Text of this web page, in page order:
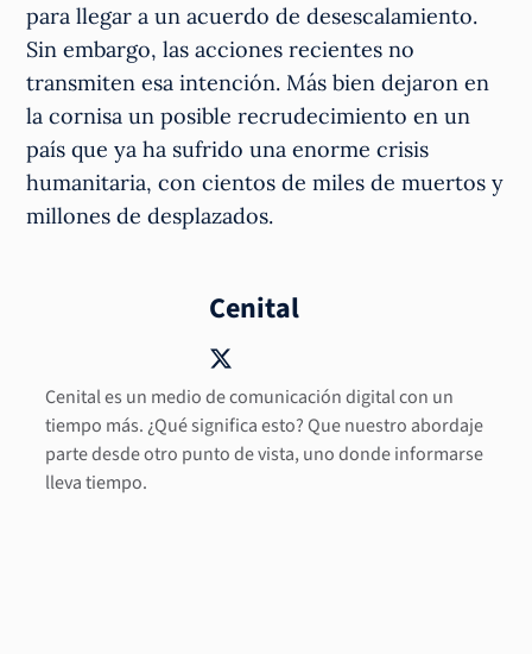
para llegar a un acuerdo de desescalamiento.
Sin embargo, las acciones recientes no
transmiten esa intención. Más bien dejaron en
la cornisa un posible recrudecimiento en un
país que ya ha sufrido una enorme crisis
humanitaria, con cientos de miles de muertos y
millones de desplazados.
Cenital
Cenital es un medio de comunicación digital con un
tiempo más. ¿Qué significa esto? Que nuestro abordaje
parte desde otro punto de vista, uno donde informarse
lleva tiempo.